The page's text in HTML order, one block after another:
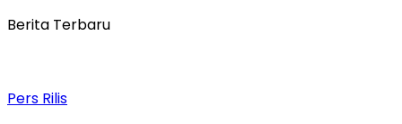
Berita Terbaru
Pers Rilis